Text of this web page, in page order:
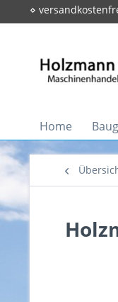
⋄
Home